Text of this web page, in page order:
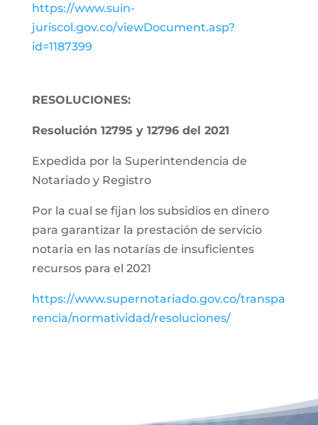
https://www.suin-
juriscol.gov.co/viewDocument.asp?
id=1187399
RESOLUCIONES:
Resolución 12795 y 12796 del 2021
Expedida por la Superintendencia de
Notariado y Registro
Por la cual se fijan los subsidios en dinero
para garantizar la prestación de servicio
notaria en las notarías de insuficientes
recursos para el 2021
https://www.supernotariado.gov.co/transpa
rencia/normatividad/resoluciones/